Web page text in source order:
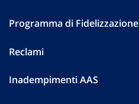
Programma di Fidelizzazione
Reclami
Inadempimenti AAS